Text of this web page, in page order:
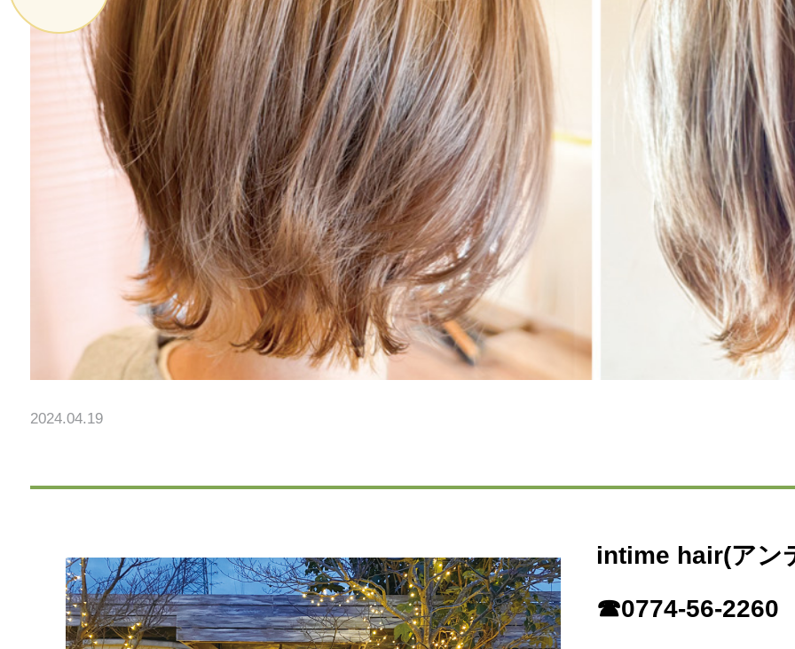
2024.04.19
intime hair(アン
☎0774-56-2260